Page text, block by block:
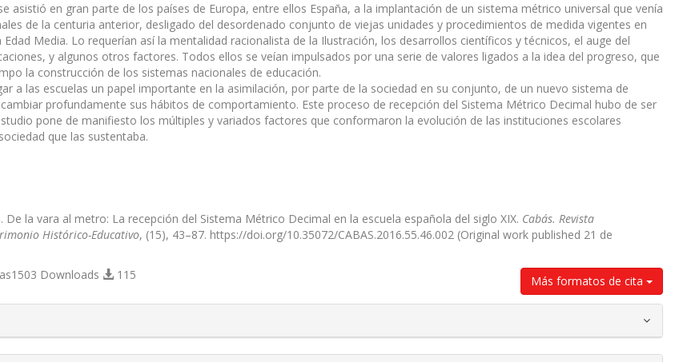
asistió en gran parte de los países de Europa, entre ellos España, a la implantación de un sistema métrico universal que venía
de la centuria anterior, desligado del desordenado conjunto de viejas unidades y procedimientos de medida vigentes en
Media. Lo requerían así la mentalidad racionalista de la Ilustración, los desarrollos científicos y técnicos, el auge del
y algunos otros factores. Todos ellos se veían impulsados por una serie de valores ligados a la idea del progreso, que
la construcción de los sistemas nacionales de educación.
a las escuelas un papel importante en la asimilación, por parte de la sociedad en su conjunto, de un nuevo sistema de
profundamente sus hábitos de comportamiento. Este proceso de recepción del Sistema Métrico Decimal hubo de ser
pone de manifiesto los múltiples y variados factores que conformaron la evolución de las instituciones escolares
que las sustentaba.
De la vara al metro: La recepción del Sistema Métrico Decimal en la escuela española del siglo XIX. Cabás. Revista
Histórico-Educativo, (15), 43–87. https://doi.org/10.35072/CABAS.2016.55.46.002 (Original work published 21 de
Más formatos de cita
Downloads 115